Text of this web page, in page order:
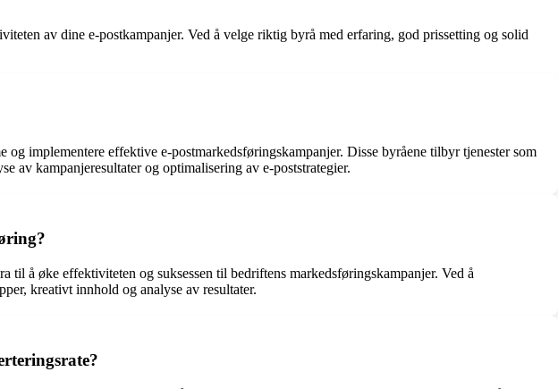
av dine e-postkampanjer. Ved å velge riktig byrå med erfaring, god prissetting og solid
implementere effektive e-postmarkedsføringskampanjer. Disse byråene tilbyr tjenester som
av kampanjeresultater og optimalisering av e-poststrategier.
til å øke effektiviteten og suksessen til bedriftens markedsføringskampanjer. Ved å
kreativt innhold og analyse av resultater.